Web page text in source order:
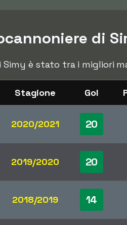
di
è stato tra i migliori
Stagione Gol
2020/2021 20
2019/2020 20
2018/2019 14